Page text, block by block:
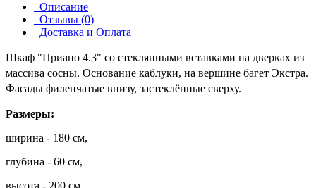
Описание
Отзывы (0)
Доставка и Оплата
Шкаф "Приано 4.3" со стеклянными вставками на дверках из
массива сосны. Основание каблуки, на вершине багет Экстра.
Фасады филенчатые внизу, застеклённые сверху.
Размеры:
ширина - 180 см,
глубина - 60 см,